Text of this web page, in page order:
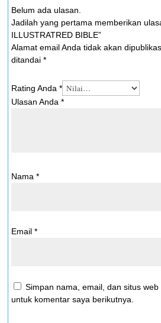
Belum ada ulasan.
Jadilah yang pertama memberikan
ILLUSTRATRED BIBLE”
Alamat email Anda tidak akan
ditandai *
Rating Anda *
Ulasan Anda *
Nama *
Email *
Simpan nama, email, dan situs
untuk komentar saya berikutnya.